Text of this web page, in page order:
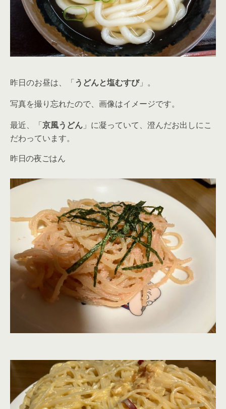
昨日のお昼は、「うどんと塩むすび」。
写真を撮り忘れたので、画像はイメージです。
最近、「京風うどん 」に凝っていて、澄んだお出しにこ
だわっています。
昨日の夜ごはん